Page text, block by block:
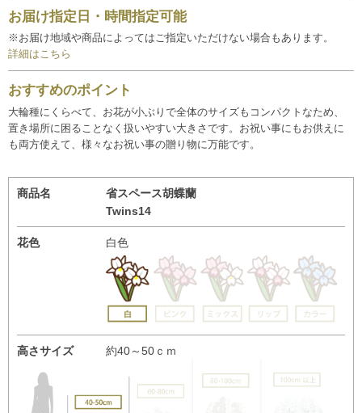
お届け指定日・時間指定可能
※お届け地域や商品によってはご指定いただけない場合もあります。
詳細はこちら
おすすめのポイント
大輪種にくらべて、お花が小ぶりで全体のサイズもコンパクトなため、
置き場所に困ることなく扱いやすい大きさです。お祝い事にもお供えに
も両方使えて、様々なお祝い事の贈り物に万能です。
商品名
省スペース胡蝶蘭
Twins14
花色 白色
高さサイズ 約40～50ｃｍ